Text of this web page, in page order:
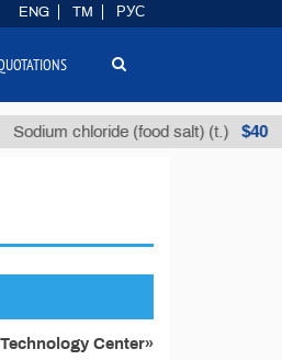
Sodium chloride (food salt) (t.) $40
Center»
ENG TM РУС